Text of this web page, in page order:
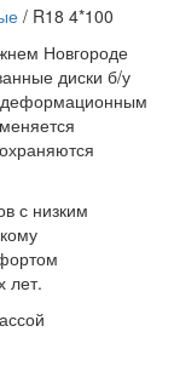
/ R18 4*100
диски б/у
деформационным
с низким
лет.